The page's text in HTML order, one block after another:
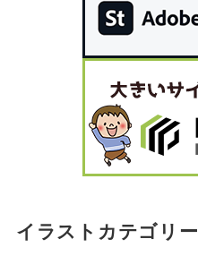
イラストカテゴリー